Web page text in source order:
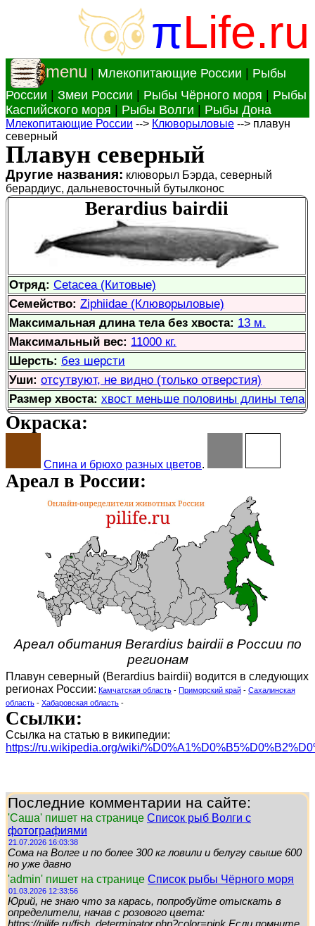
πLife.ru
menu Млекопитающие России
Рыбы
России
Змеи России Рыбы Чёрного моря
Рыбы
Каспийского моря
Рыбы Волги Рыбы Дона
Млекопитающие России --> Клюворыловые --> плавун
северный
Плавун северный
Другие названия: клюворыл Бэрда, северный
берардиус, дальневосточный бутылконос
Berardius bairdii
Отряд: Cetacea (Китовые)
Семейство: Ziphiidae (Клюворыловые)
Максимальная длина тела без хвоста: 13 м.
Максимальный вес: 11000 кг.
Шерсть: без шерсти
Уши: отсутвуют, не видно (только отверстия)
Размер хвоста: хвост меньше половины длины тела
Окраска:
Спина и брюхо разных цветов.
Ареал в России:
Ареал обитания Berardius bairdii в России по
регионам
Плавун северный (Berardius bairdii) водится в следующих
регионах России: Камчатская область - Приморский край - Сахалинская
область - Хабаровская область -
Ссылки:
Ссылка на статью в википедии:
https://ru.wikipedia.org/wiki/
Последние комментарии на сайте:
'Саша' пишет на странице Список рыб Волги с
фотографиями
21.07.2026 16:03:38
Сома на Волге и по более 300 кг ловили и белугу свыше 600
но уже давно
'admin' пишет на странице Список рыбы Чёрного моря
01.03.2026 12:33:56
Юрий, не знаю что за карась, попробуйте отыскать в
определители, начав с розового цвета: